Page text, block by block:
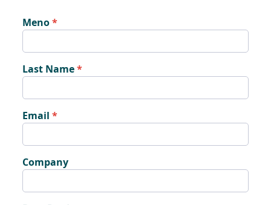
Meno
Last Name
Email
Company